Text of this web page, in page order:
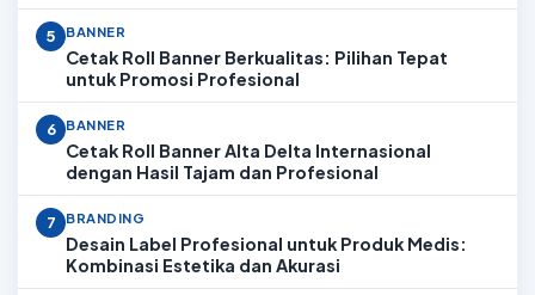
5 BANNER
Cetak Roll Banner Berkualitas: Pilihan Tepat
untuk Promosi Profesional
6 BANNER
Cetak Roll Banner Alta Delta Internasional
dengan Hasil Tajam dan Profesional
7 BRANDING
Desain Label Profesional untuk Produk Medis:
Kombinasi Estetika dan Akurasi